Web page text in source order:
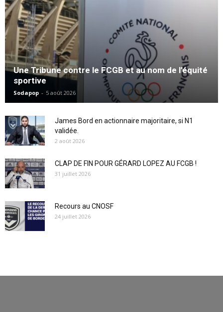
Une Tribune contre le FCGB et au nom de l’équité
sportive
Sodapop - 5 août 2026
James Bord en actionnaire majoritaire, si N1
validée.
2 août 2026
CLAP DE FIN POUR GÉRARD LOPEZ AU FCGB !
31 juillet 2026
Recours au CNOSF
24 juillet 2026